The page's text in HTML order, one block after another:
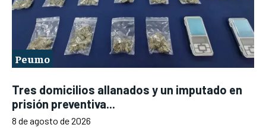
Peumo
Tres domicilios allanados y un imputado en
prisión preventiva...
8 de agosto de 2026